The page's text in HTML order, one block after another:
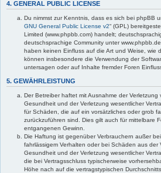
4. GENERAL PUBLIC LICENSE
Du nimmst zur Kenntnis, dass es sich bei phpBB
GNU General Public License v2“ (GPL)
Limited (www.phpbb.com) handelt;
deutschsprachige Community unter
haben keinen Einfluss auf die Art und Weise, wie
können insbesondere die Verwendung der
untersagen oder auf Inhalte fremder Foren
5. GEWÄHRLEISTUNG
Der Betreiber haftet mit Ausnahme der
Gesundheit und der Verletzung wesentlicher
für Schäden, die auf ein vorsätzliches oder grob
zurückzuführen sind. Dies gilt auch für mittelbare
entgangenen Gewinn.
Die Haftung ist gegenüber Verbrauchern außer
fahrlässigem Verhalten oder bei Schäden aus
Gesundheit und der Verletzung wesentlicher
die bei Vertragsschluss typischerweise
Höhe nach auf die vertragstypischen